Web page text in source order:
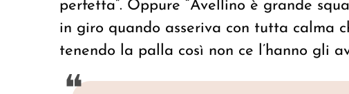
perfetta”. Oppure “Avellino è grande
in giro quando asseriva con tutta calma
tenendo la palla così non ce l’hanno gli